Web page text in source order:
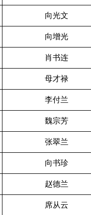
向光文
向增光
肖书连
母才禄
李付兰
魏宗芳
张翠兰
向书珍
赵德兰
席从云